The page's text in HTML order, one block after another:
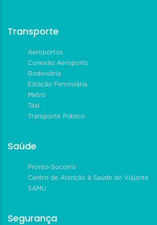
Transporte
Aeroportos
Conexão Aeroporto
Rodoviária
Estação Ferroviária
Metrô
Táxi
Transporte Público
Saúde
Pronto-Socorro
Centro de Atenção à Saúde do Viajante
SAMU
Segurança